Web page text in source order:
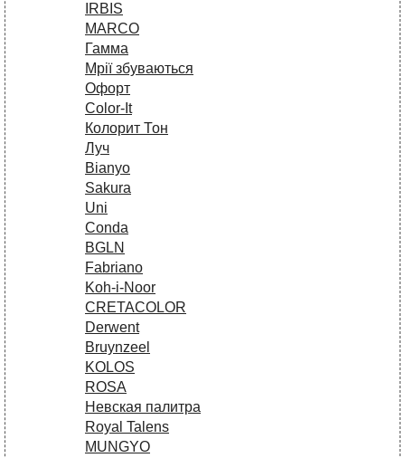
IRBIS
MARCO
Гамма
Мрії збуваються
Офорт
Сolor-It
Колорит Тон
Луч
Bianyo
Sakura
Uni
Conda
BGLN
Fabriano
Koh-i-Noor
CRETACOLOR
Derwent
Bruynzeel
KOLOS
ROSA
Невская палитра
Royal Talens
MUNGYO